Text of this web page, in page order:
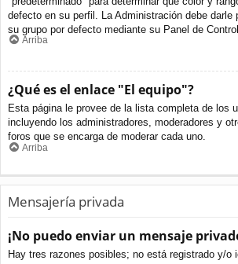
defecto en su perfil. La Administración debe darle
su grupo por defecto mediante su Panel de
Arriba
¿Qué es el enlace "El equipo"?
Esta página le provee de la lista completa de los
incluyendo los administradores, moderadores y
foros que se encarga de moderar cada uno.
Arriba
Mensajería privada
¡No puedo enviar un mensaje
Hay tres razones posibles; no está registrado y/o